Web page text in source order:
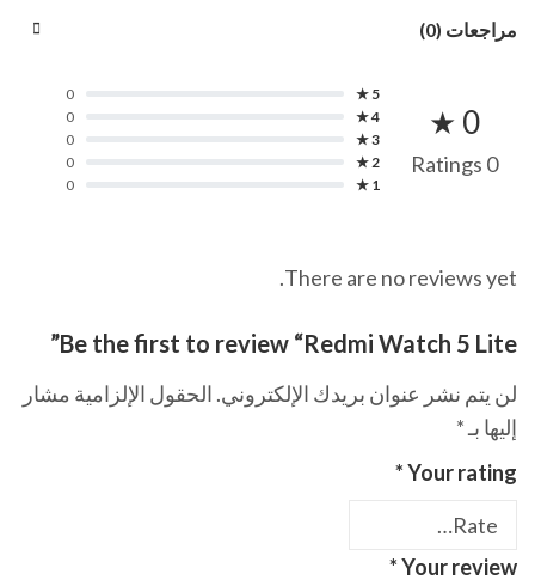
مراجعات (0)
0 ★
0 Ratings
5 ★
0
4 ★
0
3 ★
0
2 ★
0
1 ★
0
There are no reviews yet.
Be the first to review “Redmi Watch 5 Lite”
لن يتم نشر عنوان بريدك الإلكتروني. الحقول الإلزامية مشار
إليها بـ*
Your rating
*
Your review
*